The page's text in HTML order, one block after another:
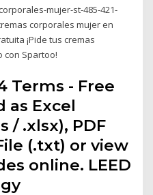
mujer-st-485-421-
corporales mujer en
¡Pide tus cremas
con Spartoo!
Terms - Free
as Excel
/ .xlsx), PDF
(.txt) or view
online. LEED